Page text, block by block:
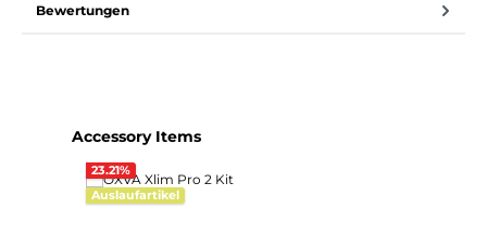
Bewertungen
Produktgalerie überspringen
Accessory Items
23.21%
Auslaufartikel